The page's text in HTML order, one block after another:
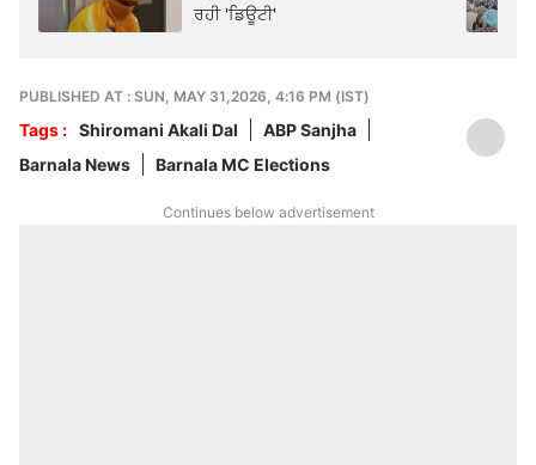
ਰਹੀ 'ਡਿਊਟੀ'
PUBLISHED AT : SUN, MAY 31,2026, 4:16 PM (IST)
Tags : Shiromani Akali Dal
ABP Sanjha
Barnala News
Barnala MC Elections
Continues below advertisement